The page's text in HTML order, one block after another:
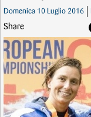
Domenica 10 Luglio 2016
Share